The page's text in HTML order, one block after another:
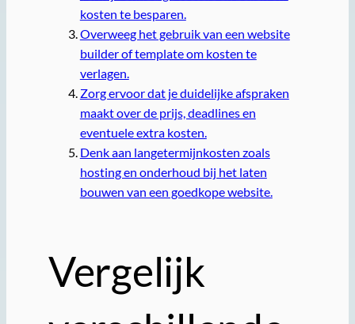
kosten te besparen.
Overweeg het gebruik van een website
builder of template om kosten te
verlagen.
Zorg ervoor dat je duidelijke afspraken
maakt over de prijs, deadlines en
eventuele extra kosten.
Denk aan langetermijnkosten zoals
hosting en onderhoud bij het laten
bouwen van een goedkope website.
Vergelijk